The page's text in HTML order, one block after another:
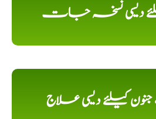
دیسی نسخہ جات
جنون کیلئے دیسی علاج